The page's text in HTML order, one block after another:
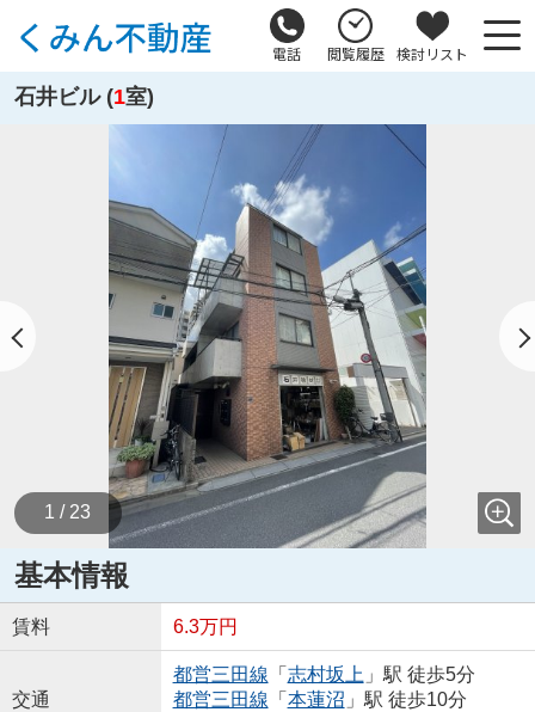
電話 閲覧履歴 検討リスト
石井ビル (1室)
1 / 23
基本情報
賃料 6.3万円
交通
都営三田線 「 志村坂上 」駅 徒歩5分
都営三田線 「 本蓮沼 」駅 徒歩10分